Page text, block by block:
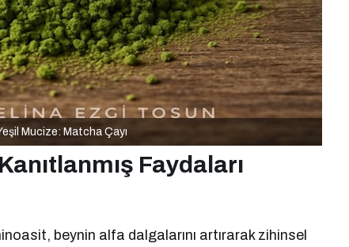
Mucize: Matcha Çayı
Faydaları
beynin alfa dalgalarını artırarak zihinsel